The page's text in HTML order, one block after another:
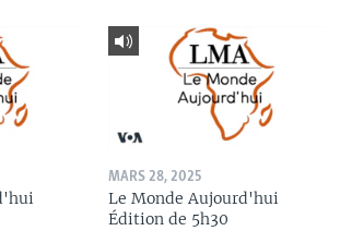
MARS 28, 2025
Le Monde Aujourd'hui
Édition de 5h30